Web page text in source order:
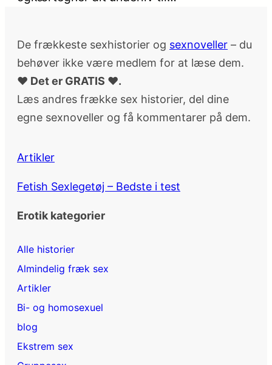
De frækkeste sexhistorier og sexnoveller – du
behøver ikke være medlem for at læse dem.
♥ Det er GRATIS ♥.
Læs andres frække sex historier, del dine
egne sexnoveller og få kommentarer på dem.
Artikler
Fetish Sexlegetøj – Bedste i test
Erotik kategorier
Alle historier
Almindelig fræk sex
Artikler
Bi- og homosexuel
blog
Ekstrem sex